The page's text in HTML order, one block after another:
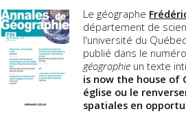
Le géographe
département de
l'université du
publié dans le
géographie un texte
is now the house of
église ou le
spatiales en